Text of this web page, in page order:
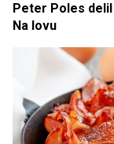
Peter Poles
Na lovu